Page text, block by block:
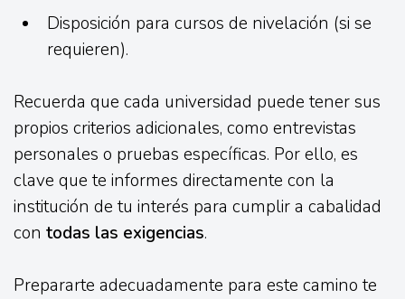
Disposición para cursos de nivelación (si se
requieren).
Recuerda que cada universidad puede tener sus
propios criterios adicionales, como entrevistas
personales o pruebas específicas. Por ello, es
clave que te informes directamente con la
institución de tu interés para cumplir a cabalidad
con todas las exigencias.
Prepararte adecuadamente para este camino te